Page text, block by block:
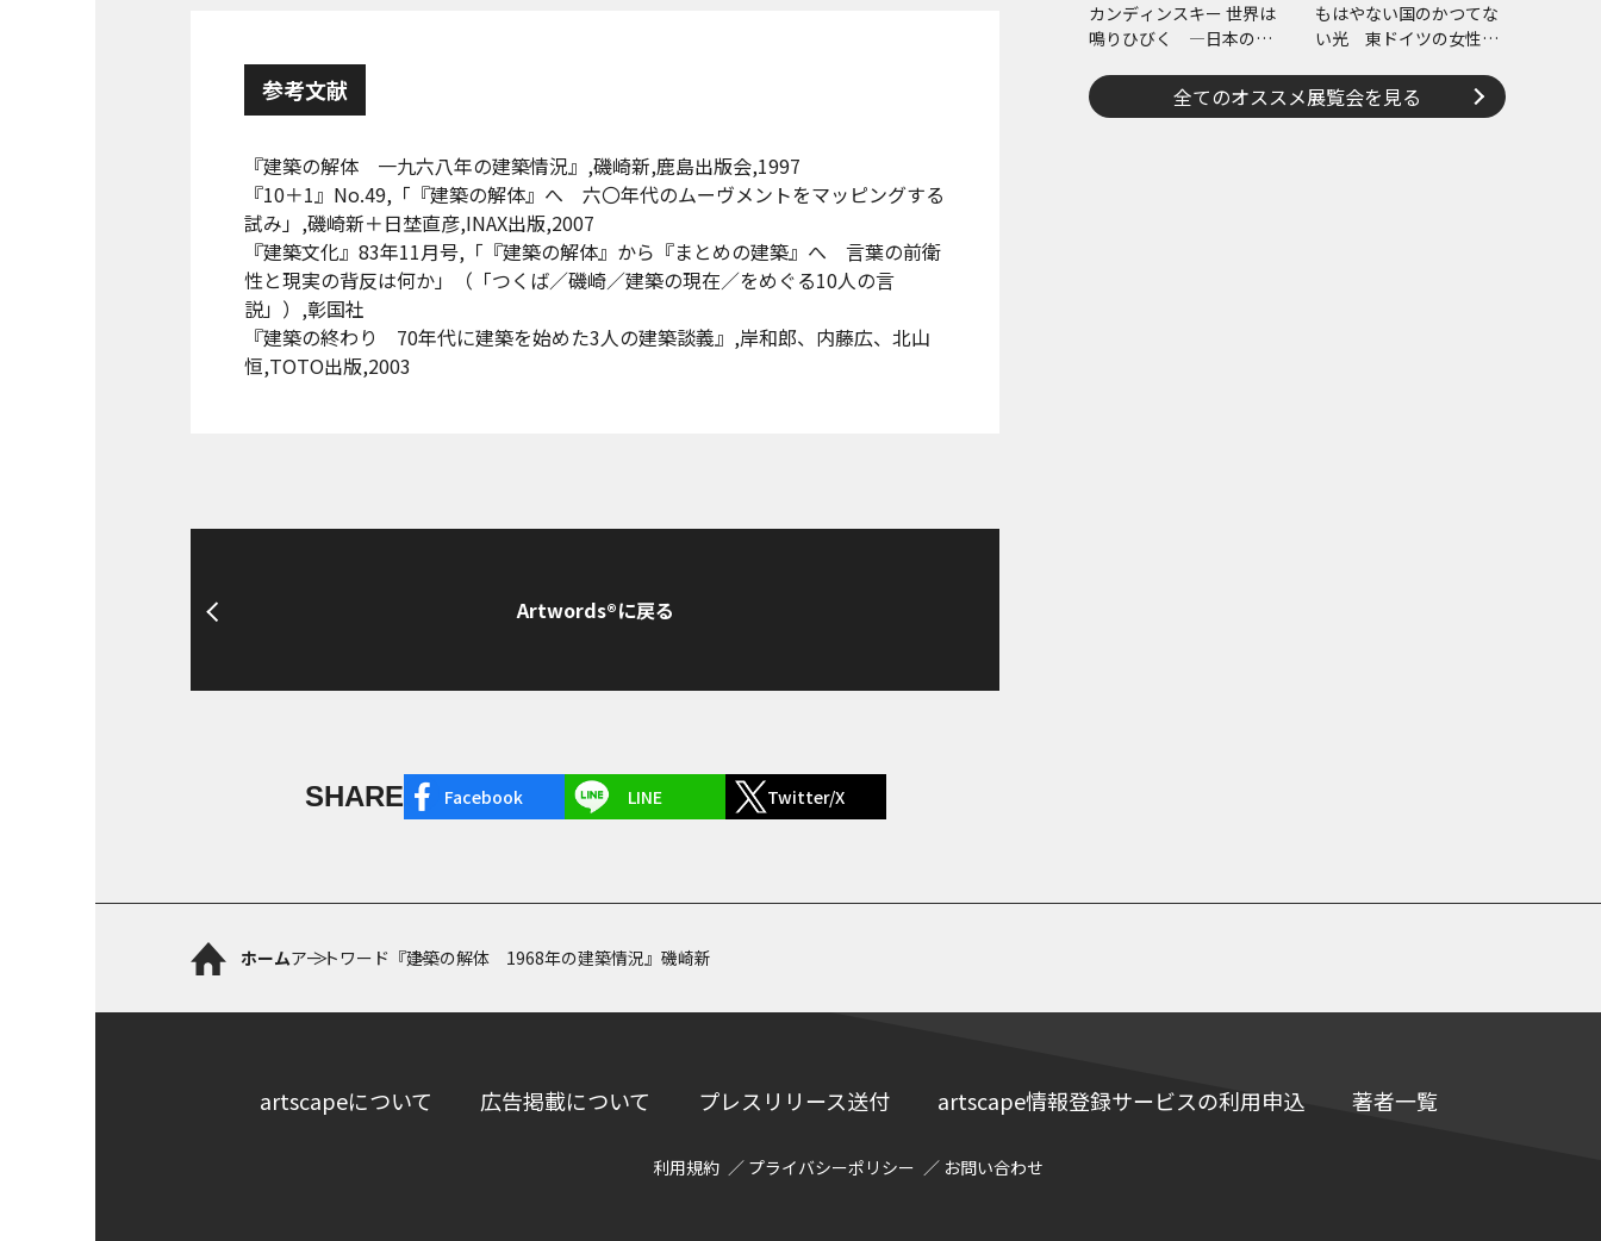
参考文献
『建築の解体 一九六八年の建築情況』,磯崎新,鹿島出版会,1997
『10＋1』No.49,「『建築の解体』へ 六〇年代のムーヴメントをマッピングする
試み」,磯崎新＋日埜直彦,INAX出版,2007
『建築文化』83年11月号,「『建築の解体』から『まとめの建築』へ 言葉の前衛
性と現実の背反は何か」（「つくば／磯崎／建築の現在／をめぐる10人の言
説」）,彰国社
『建築の終わり 70年代に建築を始めた3人の建築談義』,岸和郎、内藤広、北山
恒,TOTO出版,2003
Artwords®に戻る
SHARE Facebook LINE Twitter/X
カンディンスキー 世界は
鳴りひびく ―日本のコ
と反響―
もはやない国のかつてな
い光 東ドイツの女性写
全てのオススメ展覧会を見る
ホームアートワード 『建築の解体 1968年の建築情況』磯崎新
artscapeについて 広告掲載について プレスリリース送付 artscape情報登録サービスの利用申込 著者一覧
利用規約 プライバシーポリシー お問い合わせ